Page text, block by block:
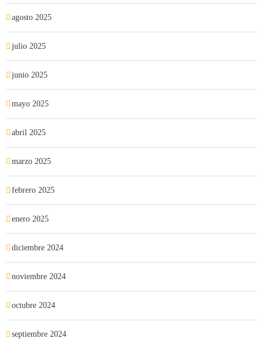
agosto 2025
julio 2025
junio 2025
mayo 2025
abril 2025
marzo 2025
febrero 2025
enero 2025
diciembre 2024
noviembre 2024
octubre 2024
septiembre 2024